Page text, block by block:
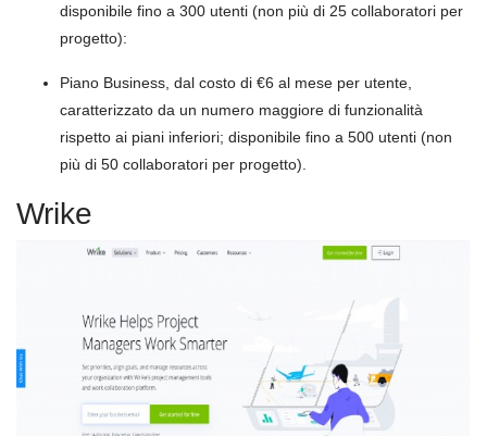
disponibile fino a 300 utenti (non più di 25 collaboratori per
progetto):
Piano Business, dal costo di €6 al mese per utente,
caratterizzato da un numero maggiore di funzionalità
rispetto ai piani inferiori; disponibile fino a 500 utenti (non
più di 50 collaboratori per progetto).
Wrike